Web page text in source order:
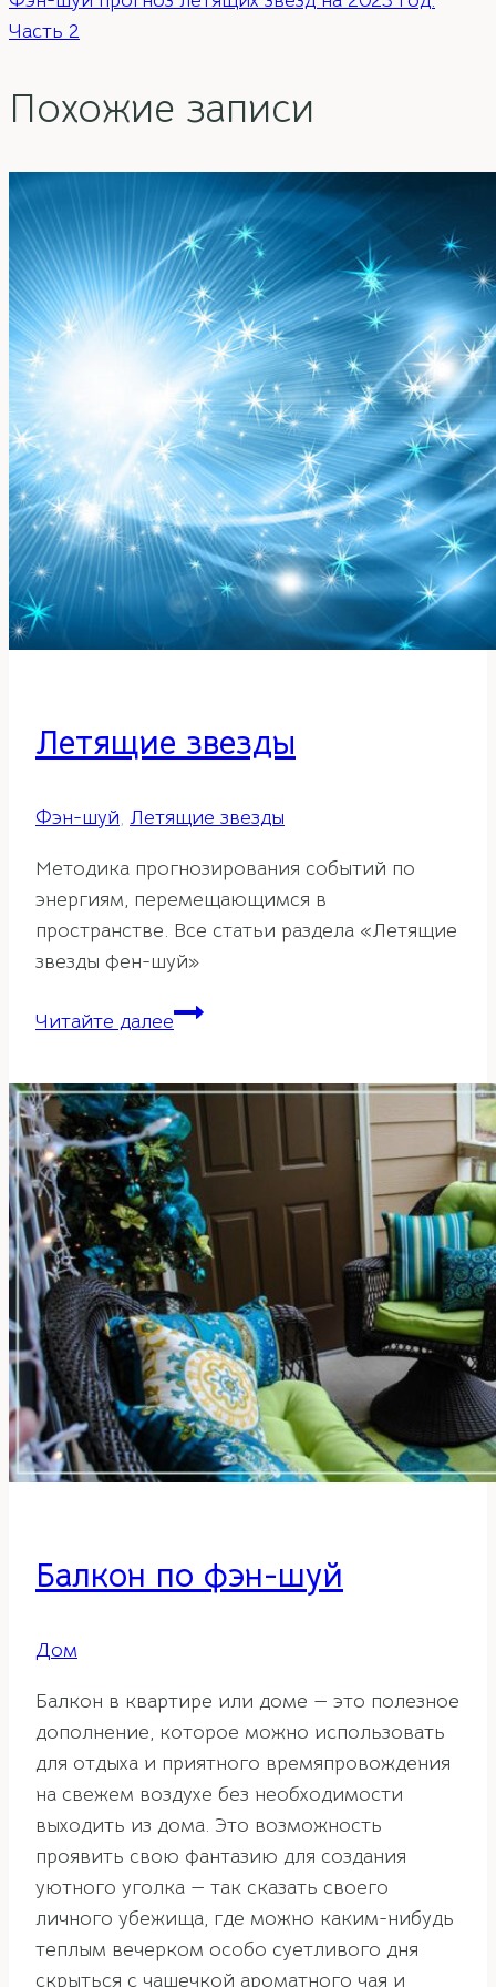
записям
Часть 2
Похожие записи
Летящие звезды
Фэн-шуй, Летящие звезды
Методика прогнозирования событий по
энергиям, перемещающимся в
пространстве. Все статьи раздела «Летящие
звезды фен-шуй»
Читайте далееЛетящие
Балкон по фэн-шуй
Дом
Балкон в квартире или доме — это полезное
дополнение, которое можно использовать
для отдыха и приятного времяпровождения
на свежем воздухе без необходимости
выходить из дома. Это возможность
проявить свою фантазию для создания
уютного уголка — так сказать своего
личного убежища, где можно каким-нибудь
теплым вечерком особо суетливого дня
скрыться с чашечкой ароматного чая и